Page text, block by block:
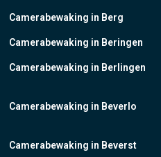
Camerabewaking in Berg
Camerabewaking in Beringen
Camerabewaking in Berlingen
Camerabewaking in Beverlo
Camerabewaking in Beverst